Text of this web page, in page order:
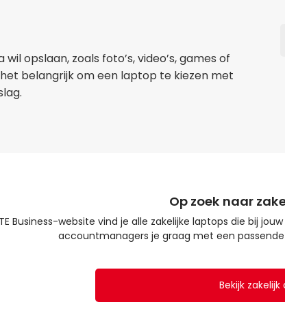
wil opslaan, zoals foto’s, video’s, games of
het belangrijk om een laptop te kiezen met
Op zoek naar
Business-website vind je alle zakelijke laptops die bij
accountmanagers je graag met een
Bekijk